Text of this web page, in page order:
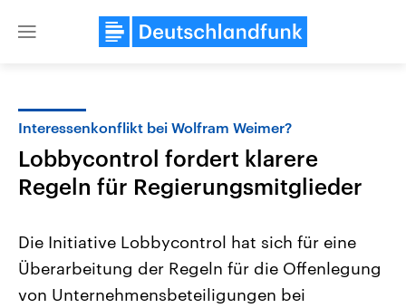
Close
Interessenkonflikt bei Wolfram Weimer?
Lobbycontrol fordert klarere
Regeln für Regierungsmitglieder
Die Initiative Lobbycontrol hat sich für eine
Überarbeitung der Regeln für die Offenlegung
von Unternehmensbeteiligungen bei